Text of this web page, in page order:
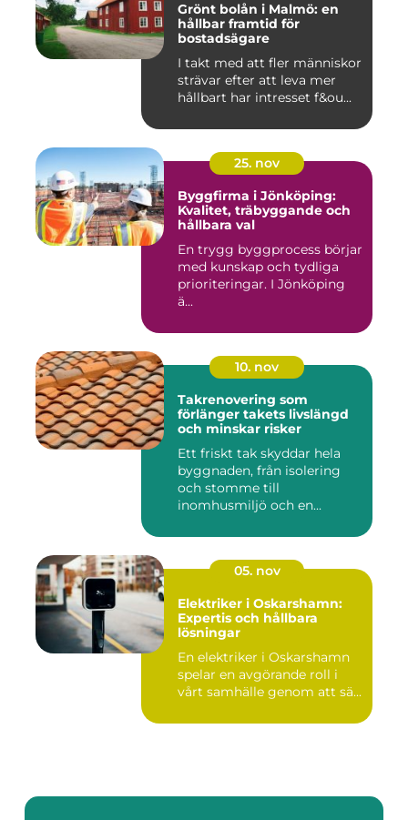
Grönt bolån i Malmö: en
hållbar framtid för
bostadsägare
I takt med att fler människor
strävar efter att leva mer
hållbart har intresset f&ou...
25. nov
Byggfirma i Jönköping:
Kvalitet, träbyggande och
hållbara val
En trygg byggprocess börjar
med kunskap och tydliga
prioriteringar. I Jönköping
ä...
10. nov
Takrenovering som
förlänger takets livslängd
och minskar risker
Ett friskt tak skyddar hela
byggnaden, från isolering
och stomme till
inomhusmiljö och en...
05. nov
Elektriker i Oskarshamn:
Expertis och hållbara
lösningar
En elektriker i Oskarshamn
spelar en avgörande roll i
vårt samhälle genom att sä...